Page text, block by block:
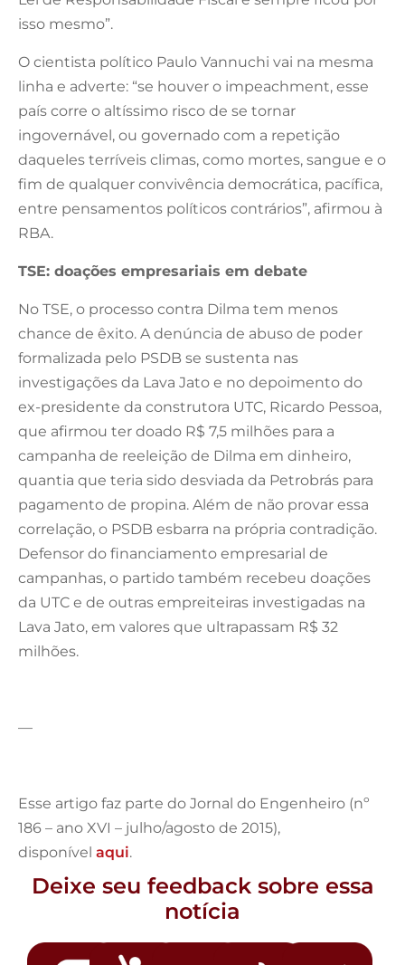
isso mesmo”.
O cientista político Paulo Vannuchi vai na mesma
linha e adverte: “se houver o impeachment, esse
país corre o altíssimo risco de se tornar
ingovernável, ou governado com a repetição
daqueles terríveis climas, como mortes, sangue e o
fim de qualquer convivência democrática, pacífica,
entre pensamentos políticos contrários”, afirmou à
RBA.
TSE: doações empresariais em debate
No TSE, o processo contra Dilma tem menos
chance de êxito. A denúncia de abuso de poder
formalizada pelo PSDB se sustenta nas
investigações da Lava Jato e no depoimento do
ex-presidente da construtora UTC, Ricardo Pessoa,
que afirmou ter doado R$ 7,5 milhões para a
campanha de reeleição de Dilma em dinheiro,
quantia que teria sido desviada da Petrobrás para
pagamento de propina. Além de não provar essa
correlação, o PSDB esbarra na própria contradição.
Defensor do financiamento empresarial de
campanhas, o partido também recebeu doações
da UTC e de outras empreiteiras investigadas na
Lava Jato, em valores que ultrapassam R$ 32
milhões.
—
Esse artigo faz parte do Jornal do Engenheiro (nº
186 – ano XVI – julho/agosto de 2015),
disponível aqui.
Deixe seu feedback sobre essa
notícia